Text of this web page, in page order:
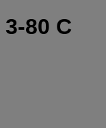
80 C